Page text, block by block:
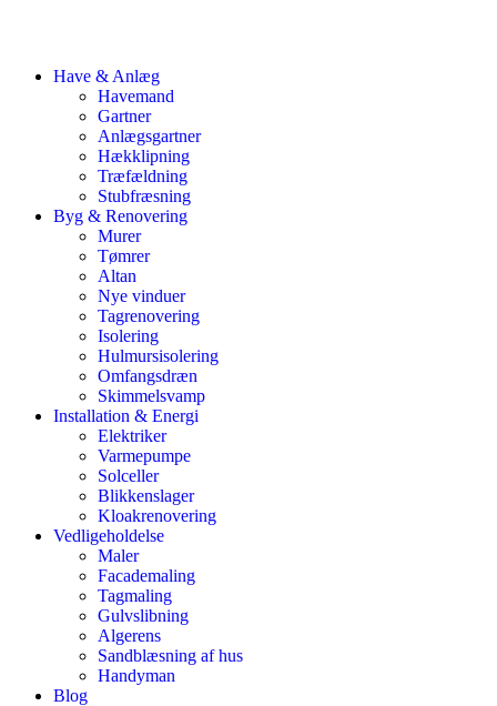
Have & Anlæg
Havemand
Gartner
Anlægsgartner
Hækklipning
Træfældning
Stubfræsning
Byg & Renovering
Murer
Tømrer
Altan
Nye vinduer
Tagrenovering
Isolering
Hulmursisolering
Omfangsdræn
Skimmelsvamp
Installation & Energi
Elektriker
Varmepumpe
Solceller
Blikkenslager
Kloakrenovering
Vedligeholdelse
Maler
Facademaling
Tagmaling
Gulvslibning
Algerens
Sandblæsning af hus
Handyman
Blog